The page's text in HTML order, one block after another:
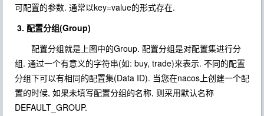
可配置的参数. 通常以key=value的形式存在.
3. 配置分组(Group)
配置分组就是上图中的Group. 配置分组是对配置集进行分
组. 通过一个有意义的字符串(如: buy, trade)来表示. 不同的配置
分组下可以有相同的配置集(Data ID). 当您在nacos上创建一个配
置的时候, 如果未填写配置分组的名称, 则采用默认名称
DEFAULT_GROUP.